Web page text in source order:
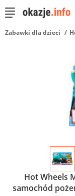
Zabawki dla dzieci
Hot Wheels
samochód